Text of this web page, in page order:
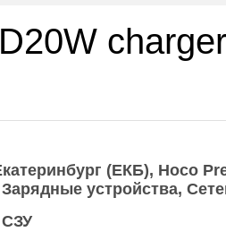
(ЕКБ) Hoco
Зарядные устройства
СЗУ